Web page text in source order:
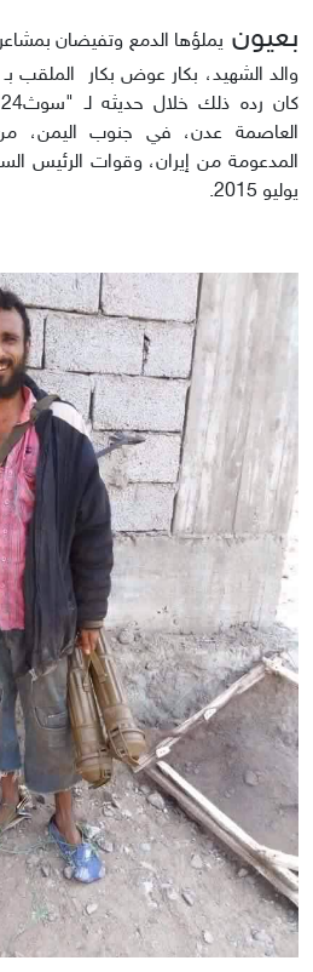
بعيون يملؤها الدمع وتفيضان
والد الشهيد، بكار عوض بكار
العاصمة عدن، في جنوب اليمن، من
المدعومة من إيران، وقوات الرئيس
يوليو 2015.